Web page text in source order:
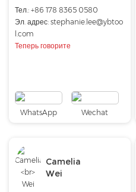
Тел.: +86 178 8365 0580
Эл. адрес: stephanie.lee@ybtoo
l.com
Теперь говорите
WhatsApp Wechat
Camelia
Wei